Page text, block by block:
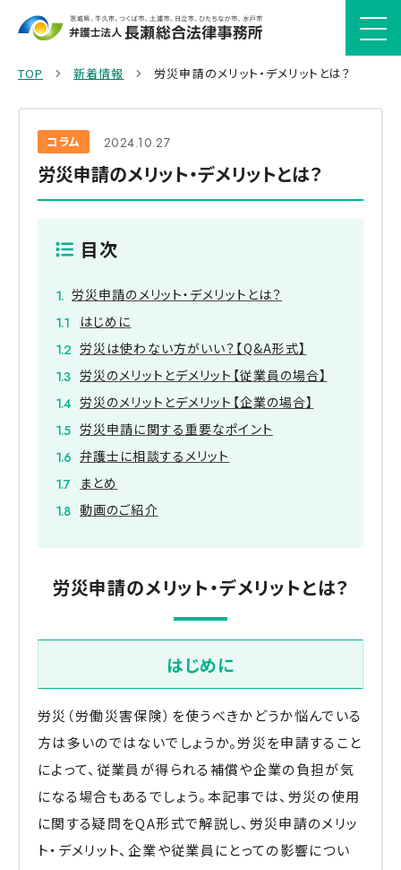
TOP 新着情報 労災申請のメリット・デメリットとは？
コラム 2024.10.27
労災申請のメリット・デメリットとは？
目次
労災申請のメリット・デメリットとは？
はじめに
労災は使わない方がいい？【Q&A形式】
労災のメリットとデメリット【従業員の場合】
労災のメリットとデメリット【企業の場合】
労災申請に関する重要なポイント
弁護士に相談するメリット
まとめ
動画のご紹介
労災申請のメリット・デメリットとは？
はじめに
労災（労働災害保険）を使うべきかどうか悩んでいる
方は多いのではないでしょうか。労災を申請すること
によって、従業員が得られる補償や企業の負担が気
になる場合もあるでしょう。本記事では、労災の使用
に関する疑問をQA形式で解説し、労災申請のメリッ
ト・デメリット、企業や従業員にとっての影響につい